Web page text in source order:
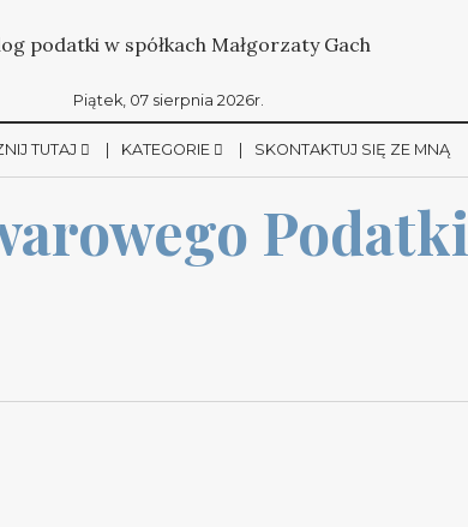
Piątek, 07 sierpnia 2026r.
TUTAJ KATEGORIE SKONTAKTUJ SIĘ ZE MNĄ
Podatki